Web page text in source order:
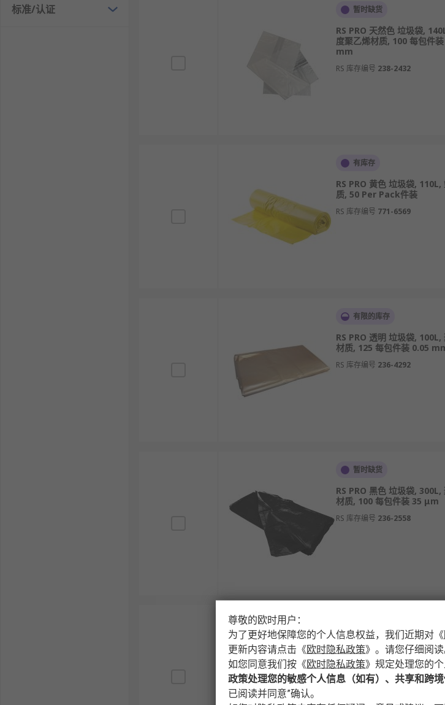
厚度规格：常规款0.01mm-0.02mm，加厚款0.03mm-0.05mm，特厚款0.06mm以上。
承重规格：家用款承重5-10kg，商用款承重10-20kg，工业款承重20kg以上。
材质规格：PE新料、可降解PLA/PBAT材质，符合食品接触、环保标准。
工业工厂：工厂车间、工地废弃物收纳，工业垃圾、建筑垃圾清运。
医疗机构：医疗废弃物专用垃圾袋，医疗垃圾安全收纳与转运。
学校机构：教室、校园垃圾收集，校园生活垃圾清运。
等多款不同规格、
标准/认证 暂时缺货
RS PRO 天然色 垃圾袋,
度聚乙烯材质, 100 每包件
mm
RS 库存编号 238-2432
有库存
RS PRO 黄色 垃圾袋, 110L,
质, 50 Per Pack件装
RS 库存编号 771-6569
有限的库存
RS PRO 透明 垃圾袋, 100L,
材质, 125 每包件装 0.05
RS 库存编号 236-4292
暂时缺货
RS PRO 黑色 垃圾袋, 300L,
材质, 100 每包件装 35 μm
RS 库存编号 236-2558
RS PRO 黑色 垃圾袋, 240L,
材质, 100 每包件装
RS 库存编号 250-6709
尊敬的欧时用户：
为了更好地保障您的个人信息权益，我们近期对 《
更新内容请点击 《欧时隐私政策》 。请您仔细阅读
如您同意我们按 《欧时隐私政策》 规定处理您的个
政策处理您的敏感个人信息（如有）、共享和跨
已阅读并同意”确认。